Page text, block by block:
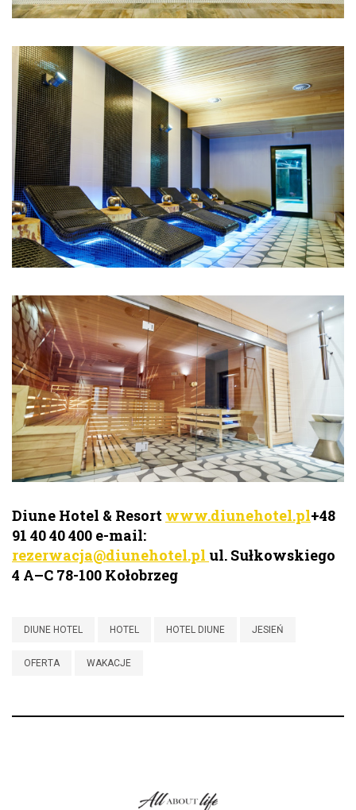
Diune Hotel & Resort www.diunehotel.pl+48
91 40 40 400 e-mail:
rezerwacja@diunehotel.pl ul. Sułkowskiego
4 A–C 78-100 Kołobrzeg
DIUNE HOTEL HOTEL HOTEL DIUNE JESIEŃ
OFERTA WAKACJE